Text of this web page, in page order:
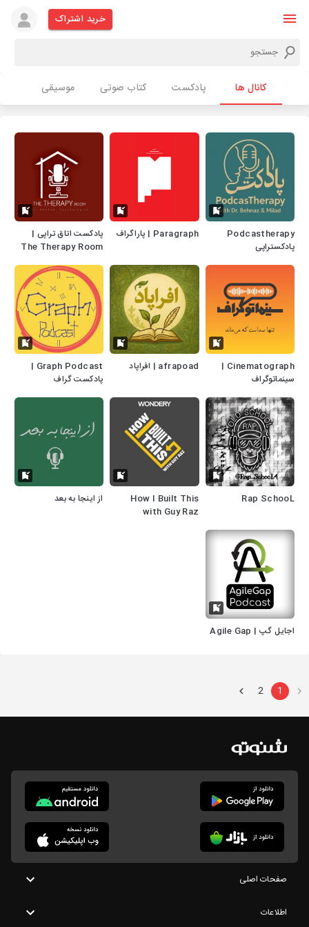
خرید اشتراک
کانال ها پادکست کتاب صوتی موسیقی
Podcastherapy
پادکستراپی
Paragraph | پاراگراف
پادکست اتاق تراپی |
The Therapy Room
Cinematograph |
سینماتوگراف
afrapoad | افراپاد
Graph Podcast |
پادکست گراف
Rap SchooL
How I Built This
with Guy Raz
از اینجا به بعد
اجایل گپ | Agile Gap
1
2
صفحات اصلی
اطلاعات